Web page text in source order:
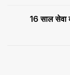
16 साल